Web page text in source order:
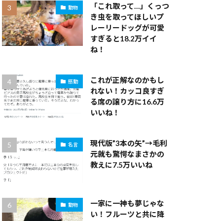
動物
「これ取って…」くっつ
き虫を取ってほしいプ
レーリードッグが可愛
すぎると18.2万イイ
ね！
感動
これが正解なのかもし
れない！カッコ良すぎ
る席の譲り方に16.6万
いいね！
名言
現代版”3本の矢”→毛利
元就も驚愕なまさかの
教えに7.5万いいね
動物
一家に一神も夢じゃな
い！フルーツと共に降